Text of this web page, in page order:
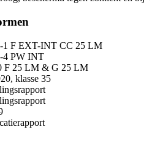
1 F EXT-INT CC 25 LM
4 PW INT
F 25 LM & G 25 LM
klasse 35